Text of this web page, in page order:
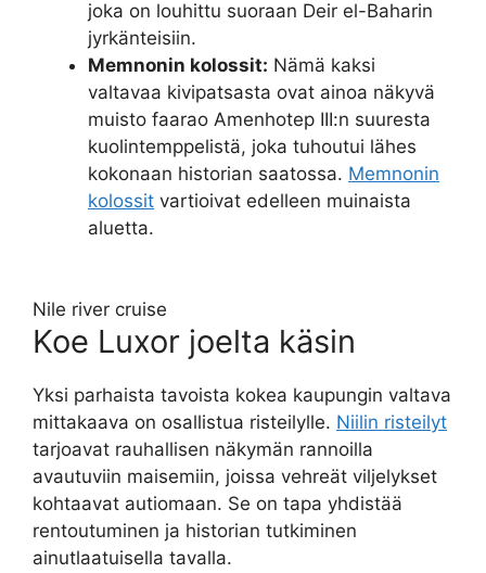
joka on louhittu suoraan Deir el-Baharin
jyrkänteisiin.
Memnonin kolossit: Nämä kaksi
valtavaa kivipatsasta ovat ainoa näkyvä
muisto faarao Amenhotep III:n suuresta
kuolintemppelistä, joka tuhoutui lähes
kokonaan historian saatossa. Memnonin
kolossit vartioivat edelleen muinaista
aluetta.
Nile river cruise
Koe Luxor joelta käsin
Yksi parhaista tavoista kokea kaupungin valtava
mittakaava on osallistua risteilylle. Niilin risteilyt
tarjoavat rauhallisen näkymän rannoilla
avautuviin maisemiin, joissa vehreät viljelykset
kohtaavat autiomaan. Se on tapa yhdistää
rentoutuminen ja historian tutkiminen
ainutlaatuisella tavalla.